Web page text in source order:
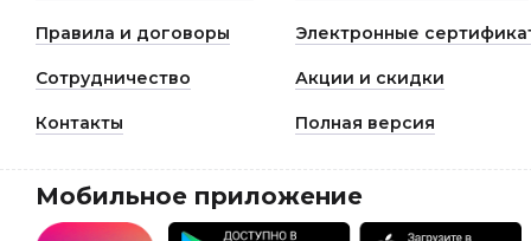
Правила и договоры Электронные
Сотрудничество Акции и скидки
Контакты Полная версия
Мобильное приложение